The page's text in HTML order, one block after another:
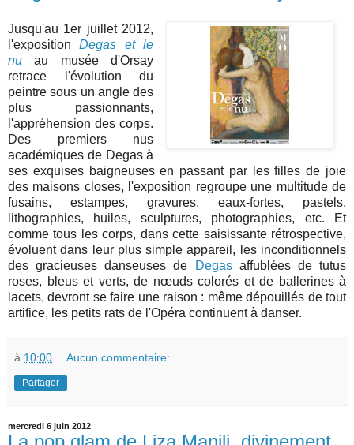
Jusqu'au 1er juillet 2012,
l'expositionDegas et le
nu au musée d'Orsay
retrace l'évolution du
peintre sous un angle des
plus passionnants,
l'appréhension des corps.
Des premiers nus
académiques de Degas à
ses exquises baigneuses en passant par les filles de joie
des maisons closes, l'exposition regroupe une multitude de
fusains, estampes, gravures, eaux-fortes, pastels,
lithographies, huiles, sculptures, photographies, etc. Et
comme tous les corps, dans cette saisissante rétrospective,
évoluent dans leur plus simple appareil, les inconditionnels
des gracieuses danseuses de
Degasaffublées de tutus
roses, bleus et verts, de nœuds colorés et de ballerines à
lacets, devront se faire une raison : même dépouillés de tout
artifice, les petits rats de l'Opéra continuent à danser.
à 10:00 Aucun commentaire:
Partager
mercredi 6 juin 2012